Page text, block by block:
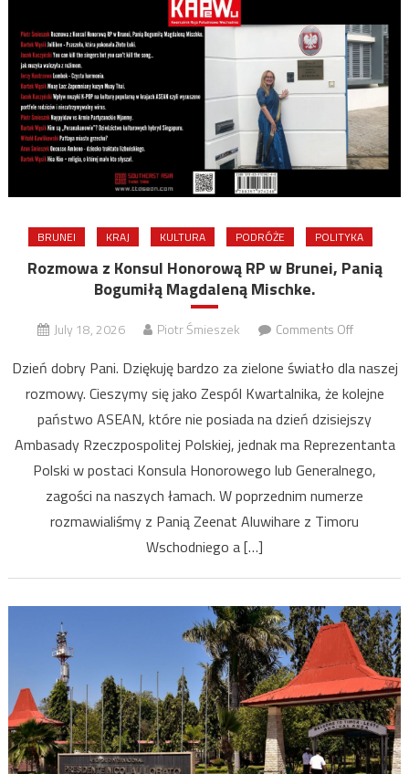
BRUNEI KRAJ KULTURA PODRÓŻE POLITYKA
Rozmowa z Konsul Honorową RP w Brunei, Panią
Bogumiłą Magdaleną Mischke.
July 18, 2026 Piotr Śmieszek Comments Offon
z
Konsul
RP
w
Mischke.
Dzień dobry Pani. Dziękuję bardzo za zielone światło dla naszej
rozmowy. Cieszymy się jako Zespól Kwartalnika, że kolejne
państwo ASEAN, które nie posiada na dzień dzisiejszy
Ambasady Rzeczpospolitej Polskiej, jednak ma Reprezentanta
Polski w postaci Konsula Honorowego lub Generalnego,
zagości na naszych łamach. W poprzednim numerze
rozmawialiśmy z Panią Zeenat Aluwihare z Timoru
Wschodniego a […]